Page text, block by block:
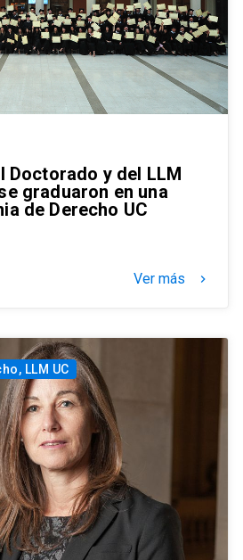
Doctorado y del LLM
graduaron en una
de Derecho UC
Ver más keyboard_arrow_right
LLM UC